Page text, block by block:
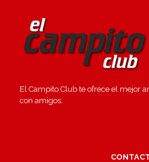
El Campito Club te ofrece el mejor
con amigos.